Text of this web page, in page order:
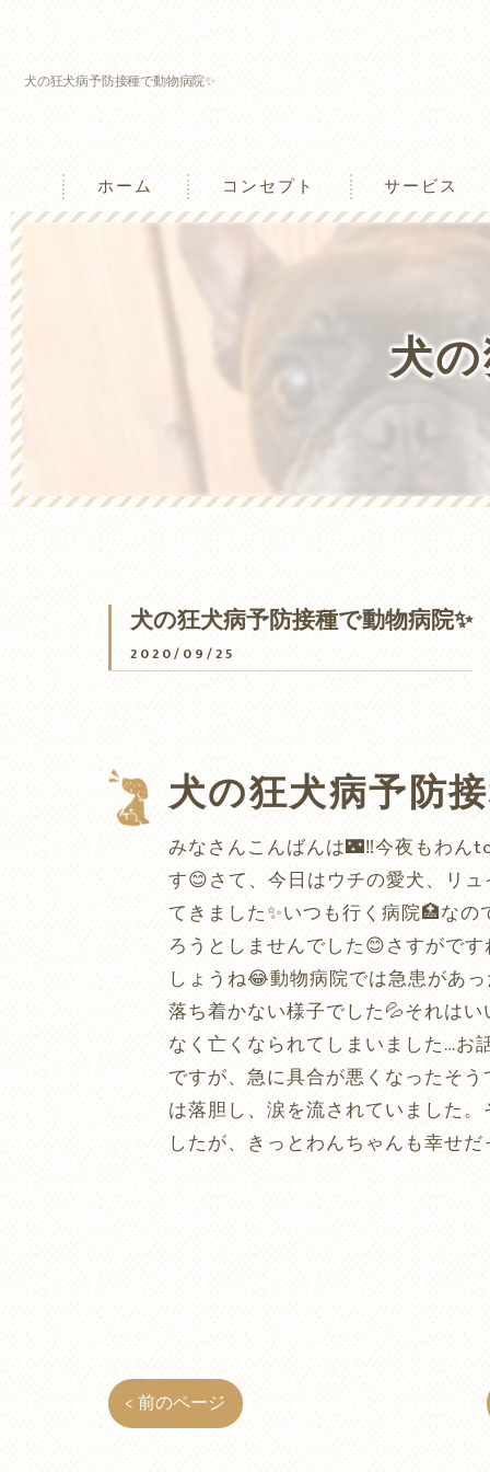
犬の狂犬病予防接種で動物病院✨
ホーム コンセプト
兵庫のしつけ教室･わんtogetherの口コ
兵庫のしつけ教室･わんtogetherのお客
サービス
犬
犬の狂犬病予防接種で動物病院✨
2020/09/25
みなさんこんばんは🌃‼️今夜もわ
す😊さて、今日はウチの愛犬、リ
てきました✨いつも行く病院🏥な
ろうとしませんでした😊さすがで
しょうね😂動物病院では急患があ
落ち着かない様子でした💦それは
なく亡くなられてしまいました…お
ですが、急に具合が悪くなったそ
は落胆し、涙を流されていました
したが、きっとわんちゃんも幸せ
犬の狂犬病予防
< 前のページ